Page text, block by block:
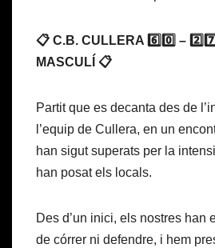
📋 C.B. CULLERA 6️⃣0️⃣ –
MASCULÍ 📋
Partit que es decanta des de
l’equip de Cullera, en un
han sigut superats per la
han posat els locals.
Des d’un inici, els nostres han
de córrer ni defendre, i hem